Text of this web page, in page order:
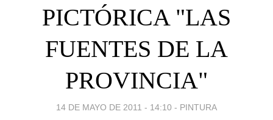
PICTÓRICA "LAS
FUENTES DE LA
PROVINCIA"
14 DE MAYO DE 2011 - 14:10 - PINTURA